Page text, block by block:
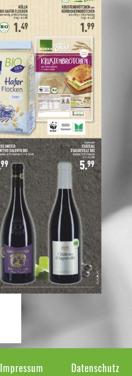
Impressum Datenschutz